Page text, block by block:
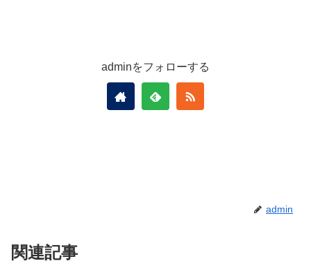
adminをフォローする
admin
関連記事